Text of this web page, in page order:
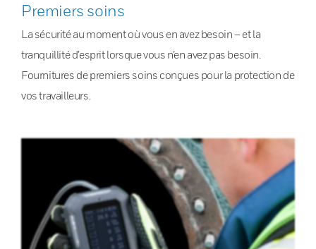
Premiers soins
La sécurité au moment où vous en avez besoin – et la
tranquillité d’esprit lorsque vous n’en avez pas besoin.
Fournitures de premiers soins conçues pour la protection de
vos travailleurs.